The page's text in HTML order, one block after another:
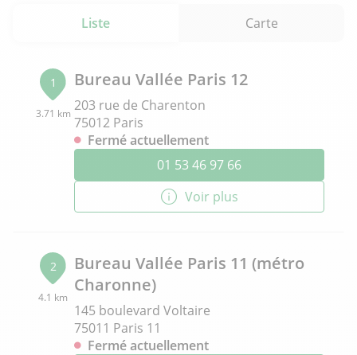
Liste Carte
1
3.71 km
Bureau Vallée Paris 12
203 rue de Charenton
75012 Paris
Fermé actuellement
01 53 46 97 66
Voir plus
2
4.1 km
Bureau Vallée Paris 11 (métro
Charonne)
145 boulevard Voltaire
75011 Paris 11
Fermé actuellement